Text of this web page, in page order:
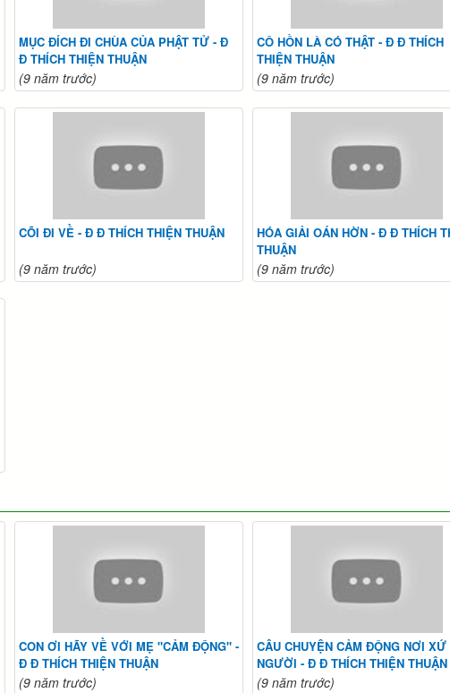
MỤC ĐÍCH ĐI CHÙA CỦA PHẬT TỬ - Đ
Đ THÍCH THIỆN THUẬN
(9 năm trước)
CÔ HỒN LÀ CÓ THẬT - Đ Đ THÍCH
THIỆN THUẬN
(9 năm trước)
CÕI ĐI VỀ - Đ Đ THÍCH THIỆN THUẬN
(9 năm trước)
HÓA GIẢI OÁN HỜN - Đ Đ THÍCH
THUẬN
(9 năm trước)
CON ƠI HÃY VỀ VỚI MẸ "CẢM ĐỘNG" -
Đ Đ THÍCH THIỆN THUẬN
(9 năm trước)
CÂU CHUYỆN CẢM ĐỘNG NƠI XỨ
NGƯỜI - Đ Đ THÍCH THIỆN THUẬN
(9 năm trước)